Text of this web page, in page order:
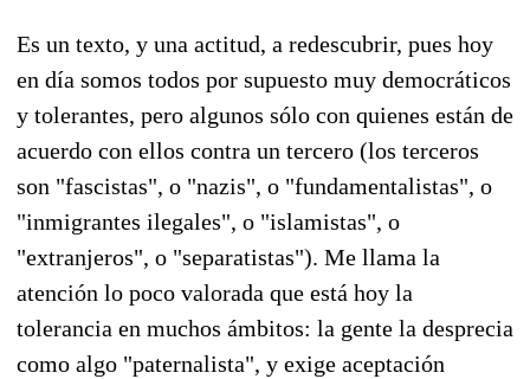
Es un texto, y una actitud, a redescubrir, pues hoy
en día somos todos por supuesto muy democráticos
y tolerantes, pero algunos sólo con quienes están de
acuerdo con ellos contra un tercero (los terceros
son "fascistas", o "nazis", o "fundamentalistas", o
"inmigrantes ilegales", o "islamistas", o
"extranjeros", o "separatistas"). Me llama la
atención lo poco valorada que está hoy la
tolerancia en muchos ámbitos: la gente la desprecia
como algo "paternalista", y exige aceptación